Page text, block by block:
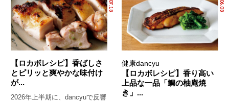
【ロカボレシピ】香ばしさ
とピリッと爽やかな味付け
が...
2026年上半期に、dancyuで反響
健康dancyu
【ロカボレシピ】香り高い
上品な一品「鯛の柚庵焼
き」...